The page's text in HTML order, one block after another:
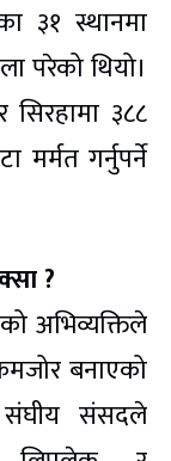
३१ स्थानमा
परेको थियो।
३८८
मर्मत गर्नुपर्ने
?
अभिव्यक्तिले
बनाएको
संसदले